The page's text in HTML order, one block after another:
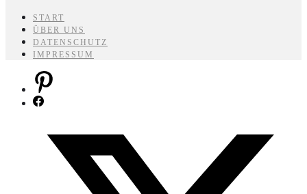
START
ÜBER UNS
DATENSCHUTZ
IMPRESSUM